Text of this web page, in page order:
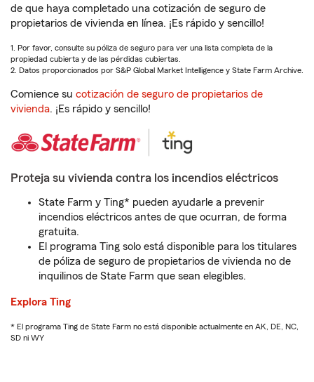
de que haya completado una cotización de seguro de
propietarios de vivienda en línea. ¡Es rápido y sencillo!
1. Por favor, consulte su póliza de seguro para ver una lista completa de la
propiedad cubierta y de las pérdidas cubiertas.
2. Datos proporcionados por S&P Global Market Intelligence y State Farm Archive.
Comience su cotización de seguro de propietarios de
vivienda. ¡Es rápido y sencillo!
Proteja su vivienda contra los incendios eléctricos
State Farm y Ting* pueden ayudarle a prevenir
incendios eléctricos antes de que ocurran, de forma
gratuita.
El programa Ting solo está disponible para los titulares
de póliza de seguro de propietarios de vivienda no de
inquilinos de State Farm que sean elegibles.
Explora Ting
* El programa Ting de State Farm no está disponible actualmente en AK, DE, NC,
SD ni WY